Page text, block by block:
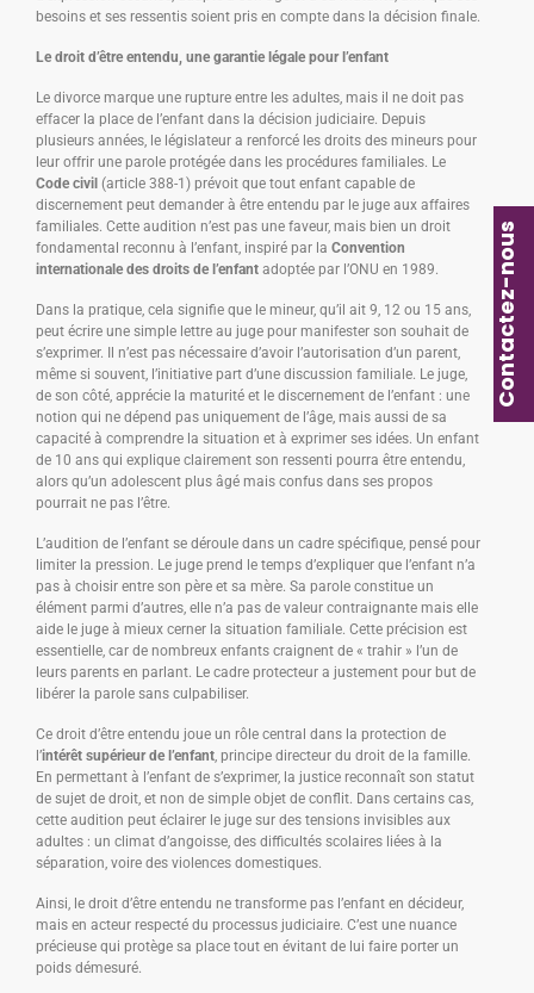
Contactez-nous
besoins et ses ressentis soient pris en compte dans la décision finale.
Le droit d’être entendu, une garantie légale pour l’enfant
Le divorce marque une rupture entre les adultes, mais il ne doit pas
effacer la place de l’enfant dans la décision judiciaire. Depuis
plusieurs années, le législateur a renforcé les droits des mineurs pour
leur offrir une parole protégée dans les procédures familiales. Le
Code civil (article 388-1) prévoit que tout enfant capable de
discernement peut demander à être entendu par le juge aux affaires
familiales. Cette audition n’est pas une faveur, mais bien un droit
fondamental reconnu à l’enfant, inspiré par la Convention
internationale des droits de l’enfant adoptée par l’ONU en 1989.
Dans la pratique, cela signifie que le mineur, qu’il ait 9, 12 ou 15 ans,
peut écrire une simple lettre au juge pour manifester son souhait de
s’exprimer. Il n’est pas nécessaire d’avoir l’autorisation d’un parent,
même si souvent, l’initiative part d’une discussion familiale. Le juge,
de son côté, apprécie la maturité et le discernement de l’enfant : une
notion qui ne dépend pas uniquement de l’âge, mais aussi de sa
capacité à comprendre la situation et à exprimer ses idées. Un enfant
de 10 ans qui explique clairement son ressenti pourra être entendu,
alors qu’un adolescent plus âgé mais confus dans ses propos
pourrait ne pas l’être.
L’audition de l’enfant se déroule dans un cadre spécifique, pensé pour
limiter la pression. Le juge prend le temps d’expliquer que l’enfant n’a
pas à choisir entre son père et sa mère. Sa parole constitue un
élément parmi d’autres, elle n’a pas de valeur contraignante mais elle
aide le juge à mieux cerner la situation familiale. Cette précision est
essentielle, car de nombreux enfants craignent de « trahir » l’un de
leurs parents en parlant. Le cadre protecteur a justement pour but de
libérer la parole sans culpabiliser.
Ce droit d’être entendu joue un rôle central dans la protection de
l’intérêt supérieur de l’enfant, principe directeur du droit de la famille.
En permettant à l’enfant de s’exprimer, la justice reconnaît son statut
de sujet de droit, et non de simple objet de conflit. Dans certains cas,
cette audition peut éclairer le juge sur des tensions invisibles aux
adultes : un climat d’angoisse, des difficultés scolaires liées à la
séparation, voire des violences domestiques.
Ainsi, le droit d’être entendu ne transforme pas l’enfant en décideur,
mais en acteur respecté du processus judiciaire. C’est une nuance
précieuse qui protège sa place tout en évitant de lui faire porter un
poids démesuré.